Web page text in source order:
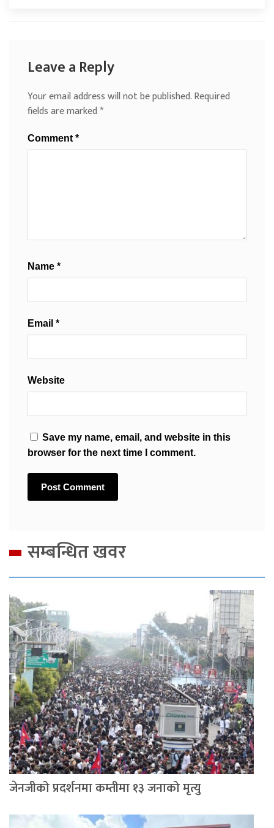
Leave a Reply
Your email address will not be published.Required
fields are marked*
Comment *
Name *
Email *
Website
Save my name, email, and website in this
browser for the next time I comment.
सम्बन्धित खवर
जेनजीको प्रदर्शनमा कम्तीमा १३ जनाको मृत्यु